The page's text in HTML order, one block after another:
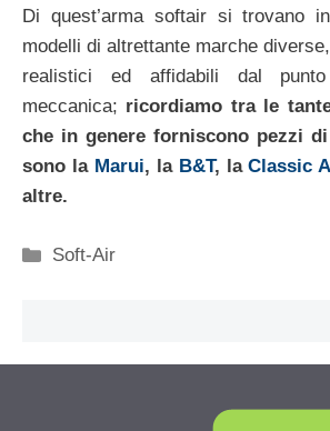
Di quest’arma softair si trovano
modelli di altrettante marche
realistici ed affidabili dal
meccanica; ricordiamo tra le
che in genere forniscono pezzi
sono la Marui, la B&T, laClassic
altre.
Categorie
Soft-Air